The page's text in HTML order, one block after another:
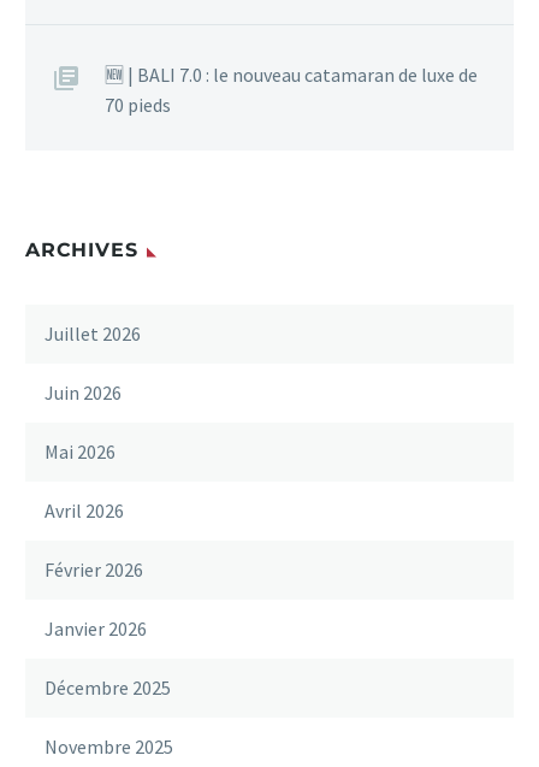
🆕 | BALI 7.0 : le nouveau catamaran de luxe de
70 pieds
ARCHIVES
Juillet 2026
Juin 2026
Mai 2026
Avril 2026
Février 2026
Janvier 2026
Décembre 2025
Novembre 2025